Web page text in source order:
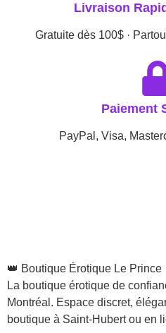
Livraison
Gratuite dès 100$ ·
Paiement
PayPal, Visa,
👑 Boutique Érotique Le Prince
La boutique érotique de
Montréal. Espace discret,
boutique à Saint-Hubert ou en